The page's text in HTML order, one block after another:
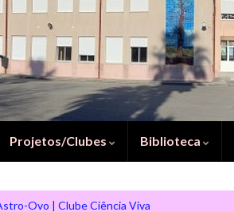
Projetos/Clubes Biblioteca
Ovo | Clube Ciência Viva